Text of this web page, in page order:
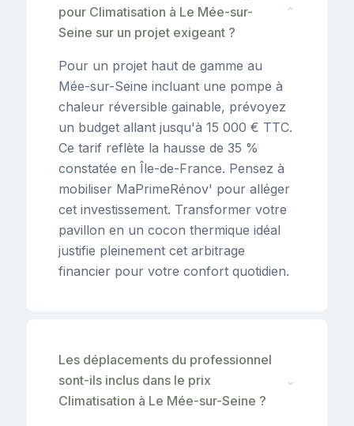
pour Climatisation à Le Mée-sur-
Seine sur un projet exigeant ?
⌄
Pour un projet haut de gamme au
Mée-sur-Seine incluant une pompe à
chaleur réversible gainable, prévoyez
un budget allant jusqu'à 15 000 € TTC.
Ce tarif reflète la hausse de 35 %
constatée en Île-de-France. Pensez à
mobiliser MaPrimeRénov' pour alléger
cet investissement. Transformer votre
pavillon en un cocon thermique idéal
justifie pleinement cet arbitrage
financier pour votre confort quotidien.
Les déplacements du professionnel
sont-ils inclus dans le prix
Climatisation à Le Mée-sur-Seine ?
⌄